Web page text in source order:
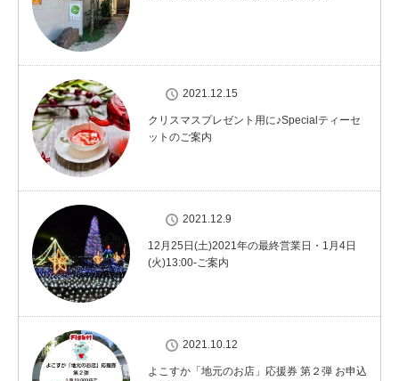
2021.12.15
クリスマスプレゼント用に♪Specialティーセ
ットのご案内
2021.12.9
12月25日(土)2021年の最終営業日・1月4日
(火)13:00-ご案内
2021.10.12
よこすか「地元のお店」応援券 第２弾 お申込